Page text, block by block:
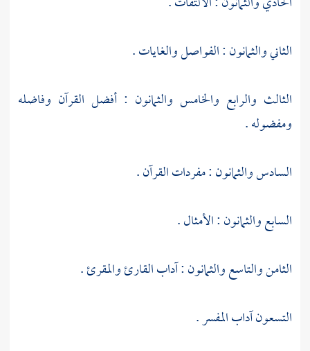
الثاني والثمانون : الفواصل والغايات .
الثالث والرابع والخامس والثمانون : أفضل القرآن وفاضله
ومفضوله .
السادس والثمانون : مفردات القرآن .
السابع والثمانون : الأمثال .
الثامن والتاسع والثمانون : آداب القارئ والمقرئ .
التسعون آداب المفسر .